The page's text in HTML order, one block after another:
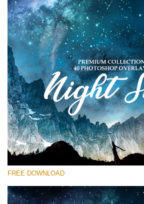
Por favor selecione
Free Star Overlay #13
Small 800*533px
Night Sky
(40 Overlays)
Sky Boundless
FREE DOWNLOAD